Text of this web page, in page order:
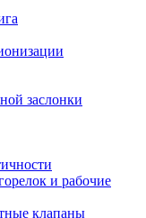
заслонки
и рабочие
клапаны